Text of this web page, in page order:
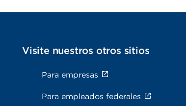
Visite nuestros otros sitios
Para empresas
Para empleados federales